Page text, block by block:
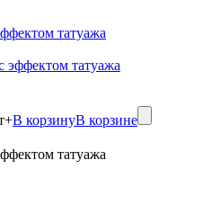
татуажа
+В корзинуВ корзине
татуажа